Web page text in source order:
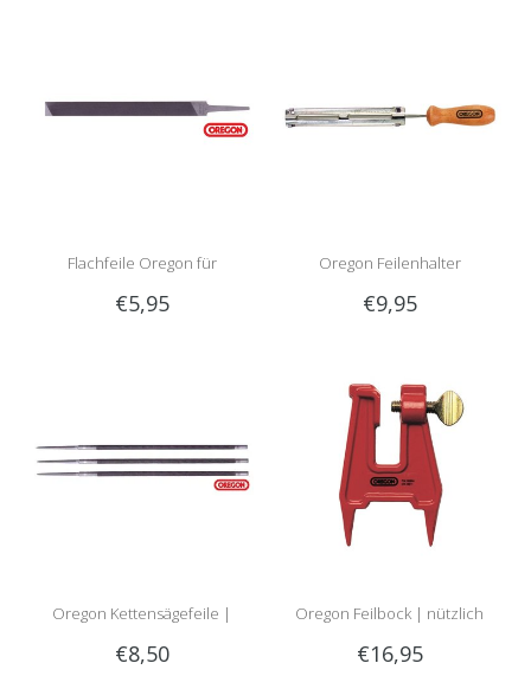
Flachfeile Oregon für
Tiefenbegrenzer
€5,95
Oregon Feilenhalter
€9,95
Oregon Kettensägefeile |
Rundfeile
€8,50
Oregon Feilbock | nützlich
beim Schärfen im Wald!
€16,95